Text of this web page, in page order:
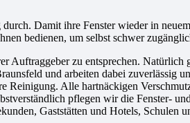
Damit ihre Fenster wieder in
bedienen, um selbst schwer
Auftraggeber zu entsprechen.
und arbeiten dabei zuverlässig
Reinigung. Alle hartnäckigen
pflegen wir die Fenster-
Gaststätten und Hotels,